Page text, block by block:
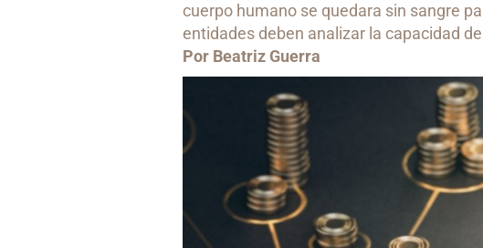
cuerpo humano se quedara sin sangre
entidades deben analizar la capacidad
Por Beatriz Guerra